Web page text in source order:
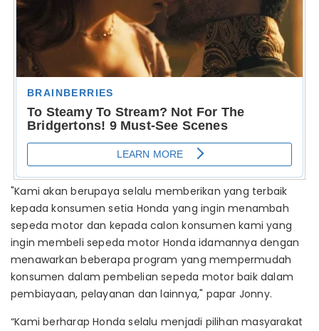
"Kami akan berupaya selalu memberikan yang terbaik
kepada konsumen setia Honda yang ingin menambah
sepeda motor dan kepada calon konsumen kami yang
ingin membeli sepeda motor Honda idamannya dengan
menawarkan beberapa program yang mempermudah
konsumen dalam pembelian sepeda motor baik dalam
pembiayaan, pelayanan dan lainnya," papar Jonny.
“Kami berharap Honda selalu menjadi pilihan masyarakat